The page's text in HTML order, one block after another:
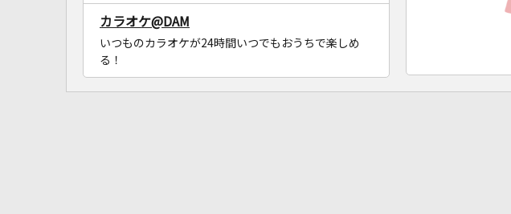
カラオケ@DAM
いつものカラオケが24時間いつでもおうちで楽しめ
る！